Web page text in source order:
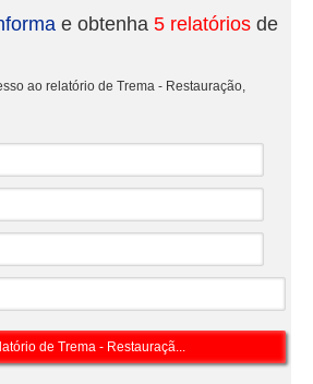
e obtenha 5 relatórios de
ao relatório de Trema - Restauração,